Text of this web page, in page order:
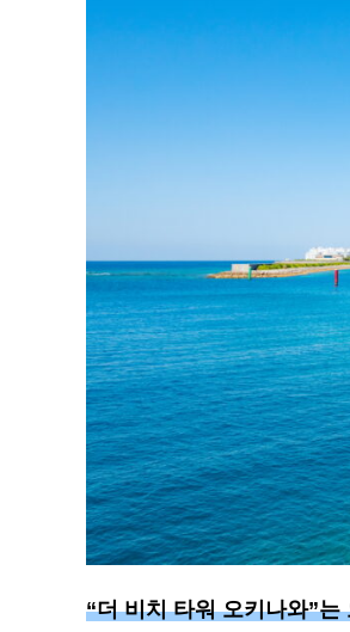
“더 비치 타워 오키나와”